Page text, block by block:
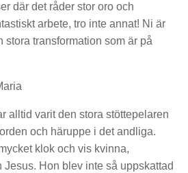
där det råder stor oro och
arbete, tro inte annat! Ni är
transformation som är på
alltid varit den stora stöttepelaren
och häruppe i det andliga.
klok och vis kvinna,
Jesus. Hon blev inte så uppskattad